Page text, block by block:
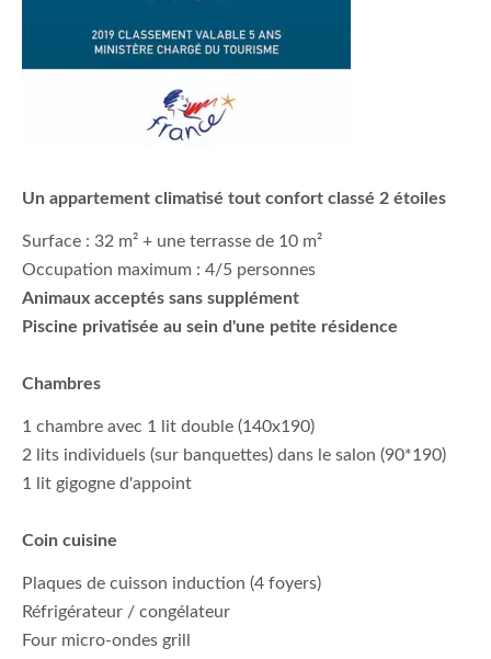
Un appartement climatisé tout confort classé 2 étoiles
Surface : 32 m² + une terrasse de 10 m²
Occupation maximum : 4/5 personnes
Animaux acceptés sans supplément
Piscine privatisée au sein d'une petite résidence
Chambres
1 chambre avec 1 lit double (140x190)
2 lits individuels (sur banquettes) dans le salon (90*190)
1 lit gigogne d'appoint
Coin cuisine
Plaques de cuisson induction (4 foyers)
Réfrigérateur / congélateur
Four micro-ondes grill